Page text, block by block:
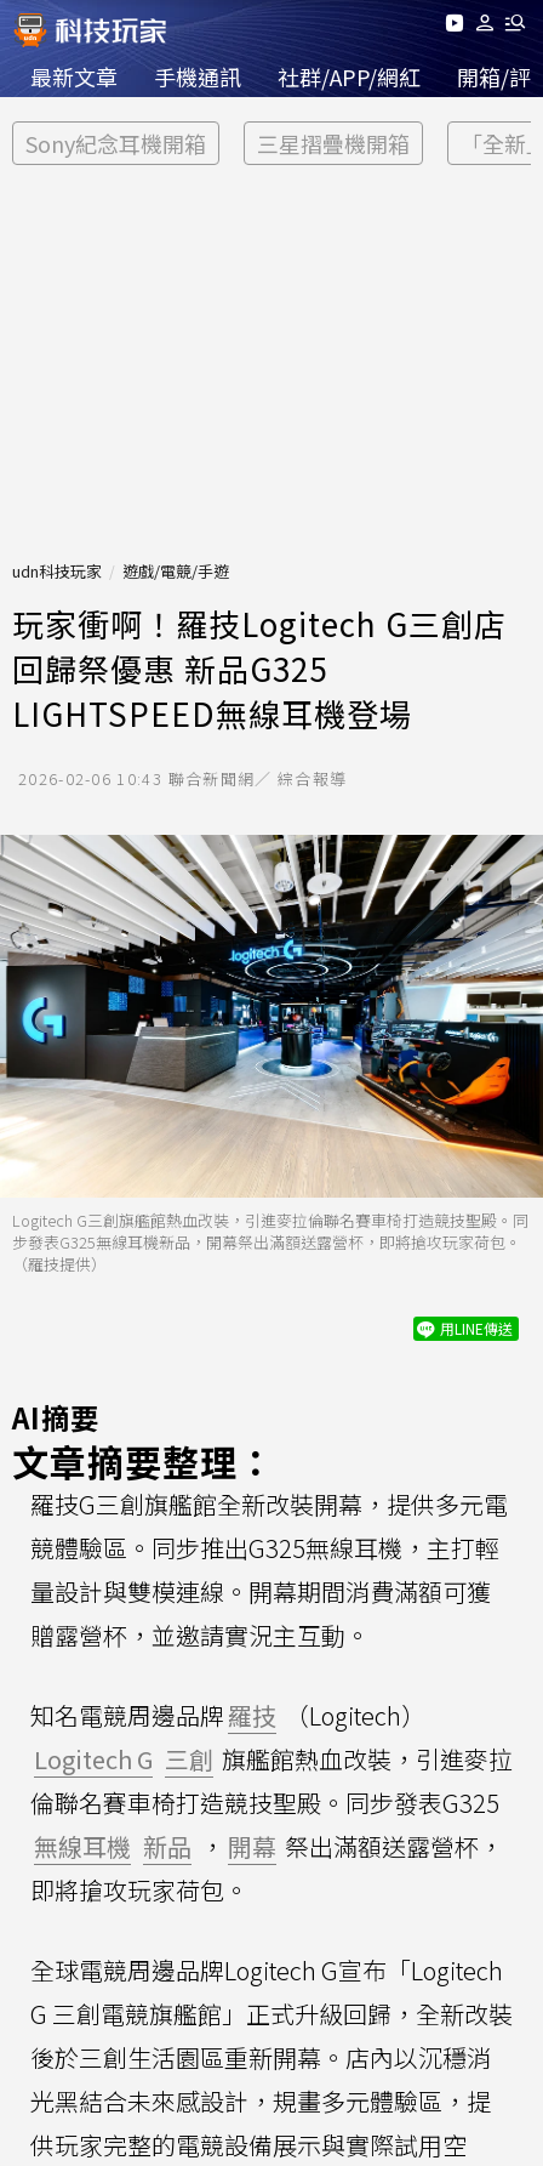
最新文章 手機通訊 社群/APP/網紅 開箱/評
Sony紀念耳機開箱 三星摺疊機開箱 「全新
udn科技玩家 遊戲/電競/手遊
玩家衝啊！羅技Logitech G三創店
回歸祭優惠 新品G325
LIGHTSPEED無線耳機登場
2026-02-06 10:43 聯合新聞網／ 綜合報導
Logitech G三創旗艦館熱血改裝，引進麥拉倫聯名賽車椅打造競技聖殿。同
步發表G325無線耳機新品，開幕祭出滿額送露營杯，即將搶攻玩家荷包。
（羅技提供）
用LINE傳送
AI摘要
文章摘要整理：
羅技G三創旗艦館全新改裝開幕，提供多元電
競體驗區。同步推出G325無線耳機，主打輕
量設計與雙模連線。開幕期間消費滿額可獲
贈露營杯，並邀請實況主互動。
知名電競周邊品牌羅技
（Logitech）
Logitech G 三創 旗艦館熱血改裝，引進麥拉
倫聯名賽車椅打造競技聖殿。同步發表G325
無線耳機 新品 ， 開幕 祭出滿額送露營杯，
即將搶攻玩家荷包。
全球電競周邊品牌Logitech G宣布「Logitech
G 三創電競旗艦館」正式升級回歸，全新改裝
後於三創生活園區重新開幕。店內以沉穩消
光黑結合未來感設計，規畫多元體驗區，提
供玩家完整的電競設備展示與實際試用空